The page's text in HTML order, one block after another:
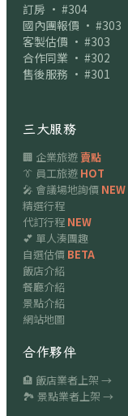
訂房 · #304
國內團報價 · #303
客製估價 · #303
合作同業 · #302
售後服務 · #301
三大服務
🏢 企業旅遊賣點
👔 員工旅遊 HOT
🎤 會議場地詢價 NEW
精選行程
代訂行程 NEW
💕 單人湊團趣
自選估價 BETA
飯店介紹
餐廳介紹
景點介紹
網站地圖
合作夥伴
🏨 飯店業者上架 →
🏞 景點業者上架 →